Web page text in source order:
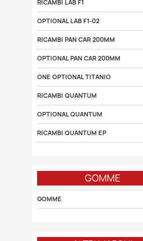
RICAMBI LAB F1
OPTIONAL LAB F1-02
RICAMBI PAN CAR 200MM
OPTIONAL PAN CAR 200MM
ONE OPTIONAL TITANIO
RICAMBI QUANTUM
OPTIONAL QUANTUM
RICAMBI QUANTUM EP
GOMME
GOMME